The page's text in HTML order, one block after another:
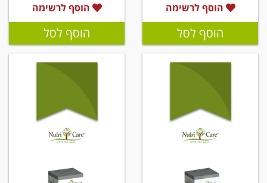
הוסף לרשימה
הוסף לסל
הוסף לרשימה
הוסף לסל